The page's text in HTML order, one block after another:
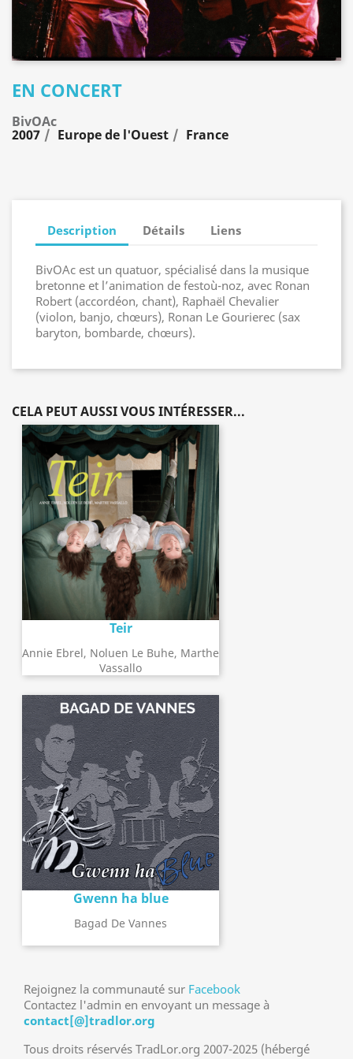
EN CONCERT
BivOAc
2007 Europe de l'Ouest France
Description Détails Liens
BivOAc est un quatuor, spécialisé dans la musique
bretonne et l’animation de festoù-noz, avec Ronan
Robert (accordéon, chant), Raphaël Chevalier
(violon, banjo, chœurs), Ronan Le Gourierec (sax
baryton, bombarde, chœurs).
CELA PEUT AUSSI VOUS INTÉRESSER...
Teir
Annie Ebrel, Noluen Le Buhe, Marthe
Vassallo
Gwenn ha blue
Bagad De Vannes
Rejoignez la communauté sur Facebook
Contactez l'admin en envoyant un message à
contact[@]tradlor.org
Tous droits réservés TradLor.org 2007-2025 (hébergé